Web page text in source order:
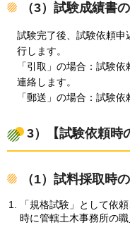
（3）試験成績書
試験完了後、試験依頼申
行します。
「引取」の場合：試験
連絡します。
「郵送」の場合：試験
3）【試験依頼時
（1）試料採取時
「規格試験」として依
時に管轄土木事務所の